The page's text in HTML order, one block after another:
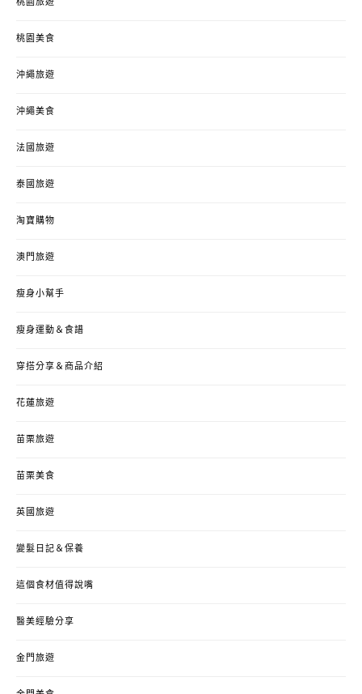
桃園旅遊
桃園美食
沖繩旅遊
沖繩美食
法國旅遊
泰國旅遊
淘寶購物
澳門旅遊
瘦身小幫手
瘦身運動＆食譜
穿搭分享＆商品介紹
花蓮旅遊
苗栗旅遊
苗栗美食
英國旅遊
變髮日記＆保養
這個食材值得說嘴
醫美經驗分享
金門旅遊